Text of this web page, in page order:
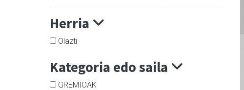
Herria
Olazti
Kategoria edo saila
GREMIOAK